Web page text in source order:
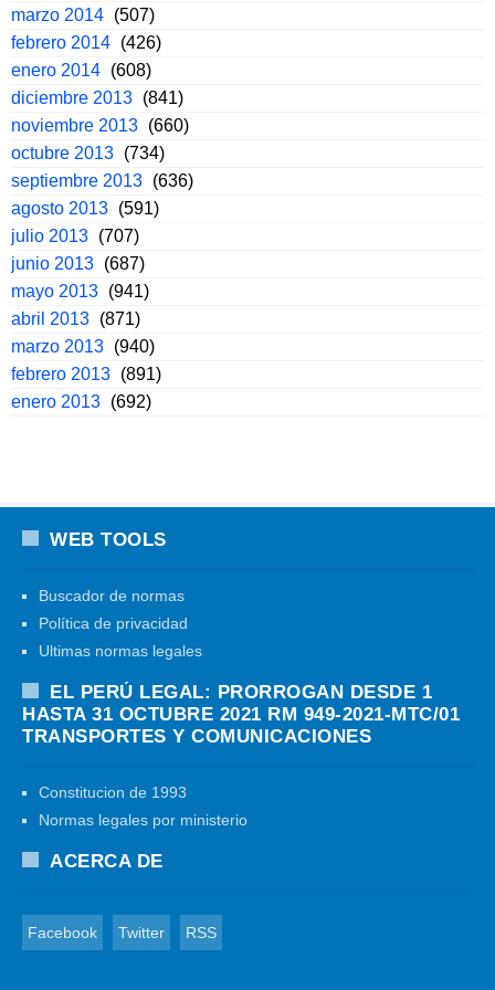
marzo 2014 (507)
febrero 2014 (426)
enero 2014 (608)
diciembre 2013 (841)
noviembre 2013 (660)
octubre 2013 (734)
septiembre 2013 (636)
agosto 2013 (591)
julio 2013 (707)
junio 2013 (687)
mayo 2013 (941)
abril 2013 (871)
marzo 2013 (940)
febrero 2013 (891)
enero 2013 (692)
WEB TOOLS
Buscador de normas
Política de privacidad
Ultimas normas legales
EL PERÚ LEGAL: PRORROGAN DESDE 1
HASTA 31 OCTUBRE 2021 RM 949-2021-MTC/01
TRANSPORTES Y COMUNICACIONES
Constitucion de 1993
Normas legales por ministerio
ACERCA DE
Facebook Twitter RSS